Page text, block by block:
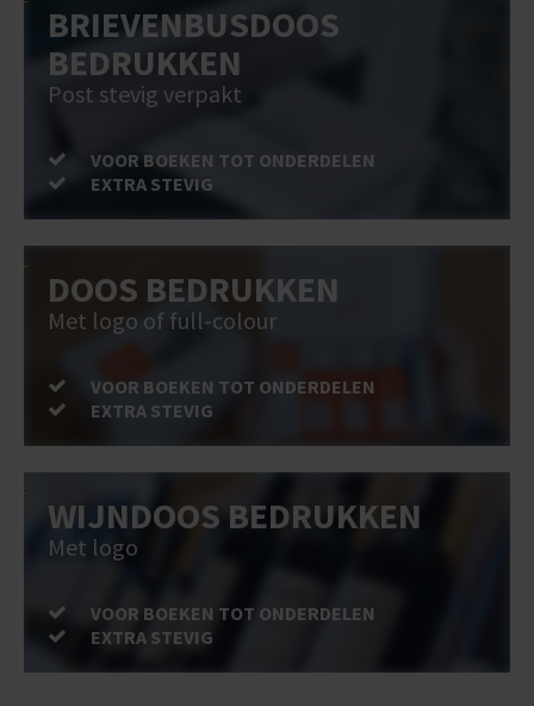
BRIEVENBUSDOOS
BEDRUKKEN
Post stevig verpakt
VOOR BOEKEN TOT ONDERDELEN
EXTRA STEVIG
DOOS BEDRUKKEN
Met logo of full-colour
VOOR BOEKEN TOT ONDERDELEN
EXTRA STEVIG
WIJNDOOS BEDRUKKEN
Met logo
VOOR BOEKEN TOT ONDERDELEN
EXTRA STEVIG